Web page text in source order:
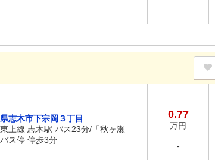
志木市下宗岡３丁目
上線 志木駅 バス23分/「秋ヶ瀬
ス停 停歩3分
0.77
万円
-